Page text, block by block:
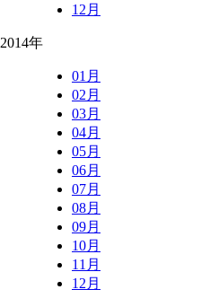
12月
2014年
01月
02月
03月
04月
05月
06月
07月
08月
09月
10月
11月
12月